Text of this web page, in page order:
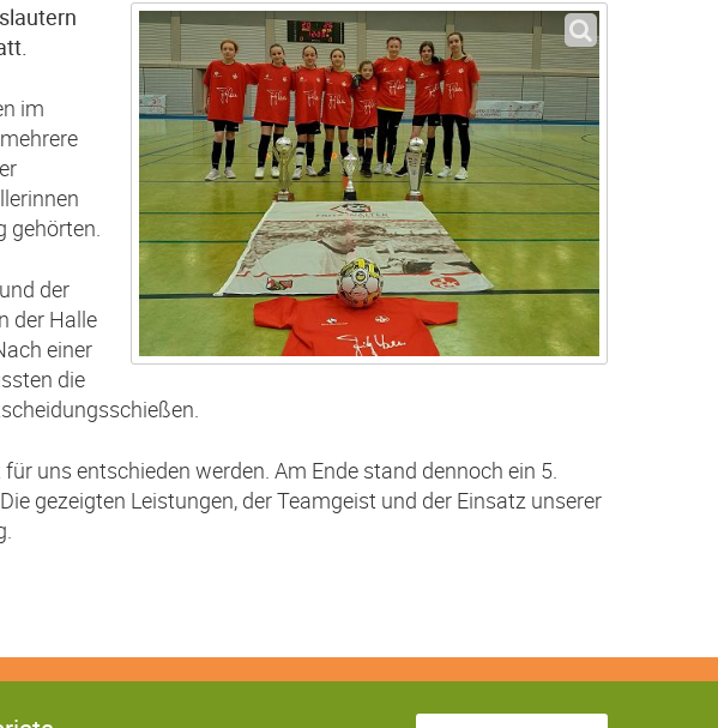
im
gehörten.
der
der Halle
einer
die
uns entschieden werden. Am Ende stand dennoch ein 5.
gezeigten Leistungen, der Teamgeist und der Einsatz unserer